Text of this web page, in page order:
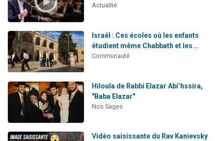
Actualité
Israël : Ces écoles où les enfants
étudient même Chabbath et les...
Communauté
Hiloula de Rabbi Elazar Abi’hssira,
"Baba Elazar"
Nos Sages
Vidéo saisissante du Rav Kanievsky